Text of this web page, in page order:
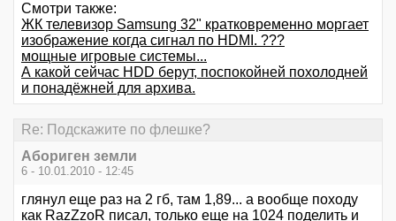
Смотри также:
ЖК телевизор Samsung 32" кратковременно моргает
изображение когда сигнал по HDMI. ???
мощные игровые системы...
А какой сейчас HDD берут, поспокойней похолодней
и понадёжней для архива.
Re: Подскажите по флешке?
Абориген земли
6 - 10.01.2010 - 12:45
глянул еще раз на 2 гб, там 1,89... а вообще походу
как RazZzoR писал, только еще на 1024 поделить и